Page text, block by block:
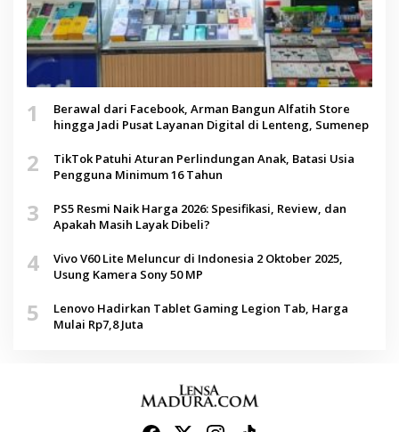
1
Berawal dari Facebook, Arman Bangun Alfatih Store
hingga Jadi Pusat Layanan Digital di Lenteng, Sumenep
2
TikTok Patuhi Aturan Perlindungan Anak, Batasi Usia
Pengguna Minimum 16 Tahun
3
PS5 Resmi Naik Harga 2026: Spesifikasi, Review, dan
Apakah Masih Layak Dibeli?
4
Vivo V60 Lite Meluncur di Indonesia 2 Oktober 2025,
Usung Kamera Sony 50 MP
5
Lenovo Hadirkan Tablet Gaming Legion Tab, Harga
Mulai Rp7,8 Juta